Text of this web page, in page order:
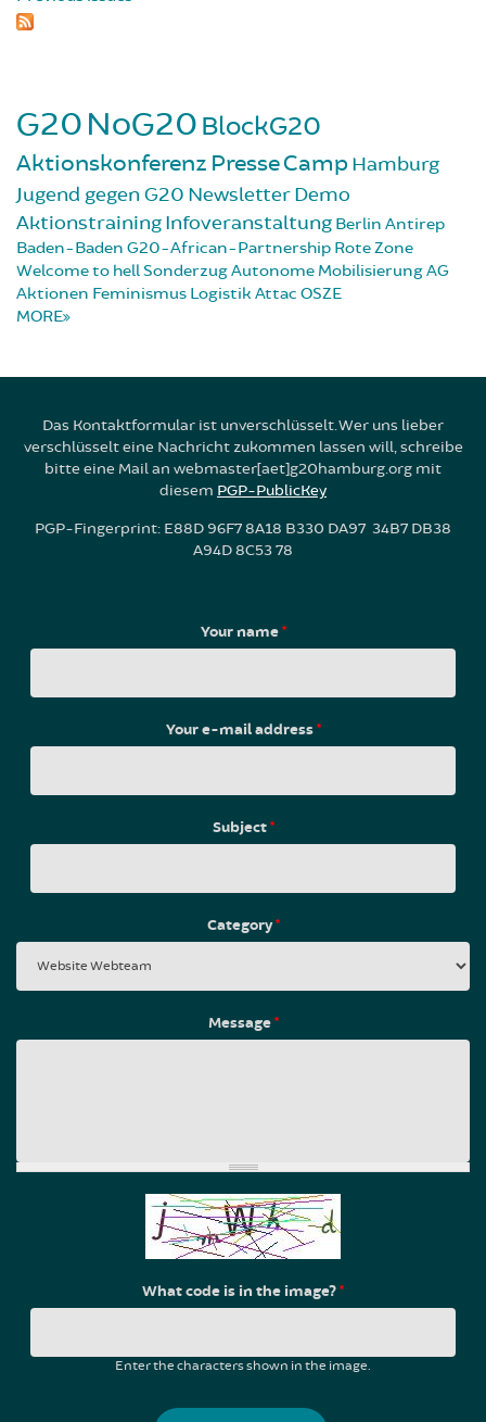
G20NoG20 BlockG20
Aktionskonferenz PresseCampHamburg
Jugend gegen G20 NewsletterDemo
AktionstrainingInfoveranstaltung Berlin Antirep
Baden-Baden G20-African-Partnership Rote Zone
Welcome to hellSonderzugAutonome MobilisierungAG
Aktionen Feminismus Logistik Attac OSZE
MORE
Das Kontaktformular ist unverschlüsselt. Wer uns lieber
verschlüsselt eine Nachricht zukommen lassen will, schreibe
bitte eine Mail an webmaster[aet]g20hamburg.org mit
diesem PGP-PublicKey
PGP-Fingerprint: E88D 96F7 8A18 B330 DA97 34B7 DB38
A94D 8C53 78
Your name*
Your e-mail address*
Subject*
Category*
Message*
What code is in the image?*
Enter the characters shown in the image.